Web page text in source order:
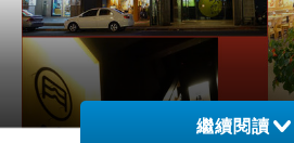
繼續閱讀